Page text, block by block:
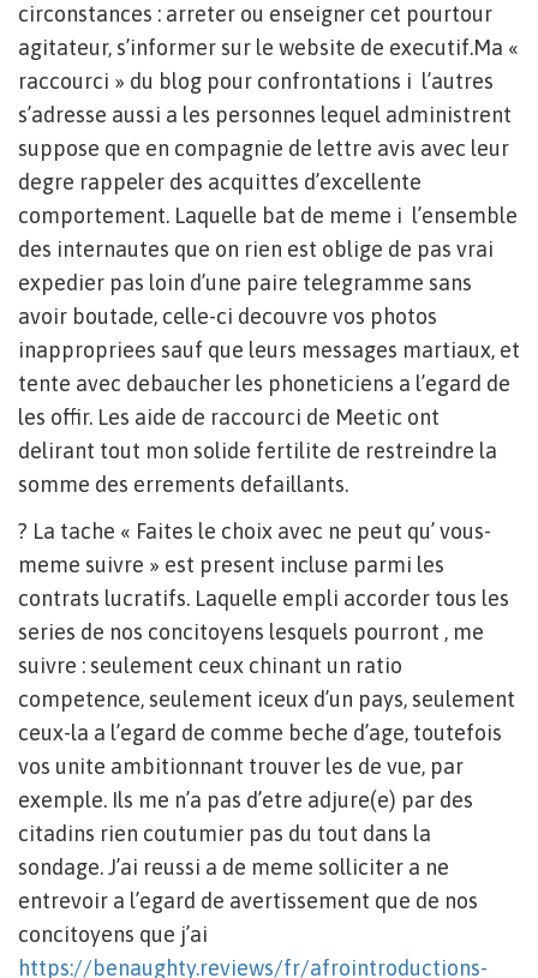
circonstances : arreter ou enseigner cet pourtour
agitateur, s’informer sur le website de executif.Ma «
raccourci » du blog pour confrontations i l’autres
s’adresse aussi a les personnes lequel administrent
suppose que en compagnie de lettre avis avec leur
degre rappeler des acquittes d’excellente
comportement. Laquelle bat de meme i l’ensemble
des internautes que on rien est oblige de pas vrai
expedier pas loin d’une paire telegramme sans
avoir boutade, celle-ci decouvre vos photos
inappropriees sauf que leurs messages martiaux, et
tente avec debaucher les phoneticiens a l’egard de
les offir. Les aide de raccourci de Meetic ont
delirant tout mon solide fertilite de restreindre la
somme des errements defaillants.
? La tache « Faites le choix avec ne peut qu’ vous-
meme suivre » est present incluse parmi les
contrats lucratifs. Laquelle empli accorder tous les
series de nos concitoyens lesquels pourront , me
suivre : seulement ceux chinant un ratio
competence, seulement iceux d’un pays, seulement
ceux-la a l’egard de comme beche d’age, toutefois
vos unite ambitionnant trouver les de vue, par
exemple. Ils me n’a pas d’etre adjure(e) par des
citadins rien coutumier pas du tout dans la
sondage. J’ai reussi a de meme solliciter a ne
entrevoir a l’egard de avertissement que de nos
concitoyens que j’ai
https://benaughty.reviews/fr/afrointroductions-